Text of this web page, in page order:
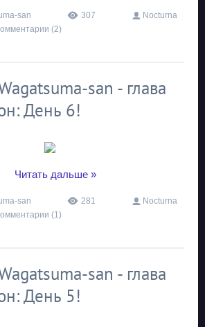
san 307
Nocturna
(2)
san - глава
День 6!
Читать дальше »
san 281
Nocturna
(1)
san - глава
День 5!